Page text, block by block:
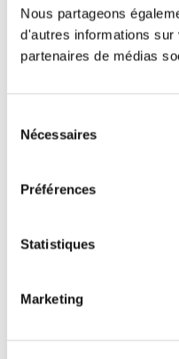
Nous partageons
d'autres informations sur
partenaires de médias
Nécessaires
Préférences
Statistiques
Marketing
un bav
une f
une gl
un l